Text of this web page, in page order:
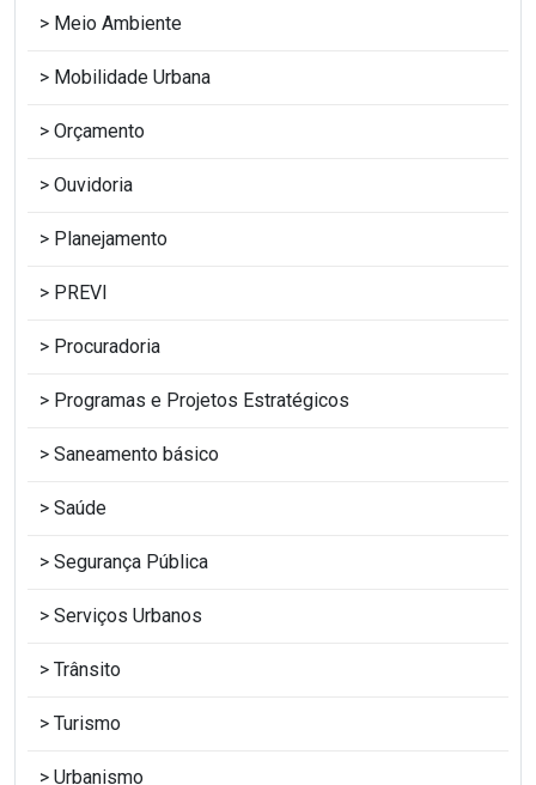
Meio Ambiente
Mobilidade Urbana
Orçamento
Ouvidoria
Planejamento
PREVI
Procuradoria
Programas e Projetos Estratégicos
Saneamento básico
Saúde
Segurança Pública
Serviços Urbanos
Trânsito
Turismo
Urbanismo